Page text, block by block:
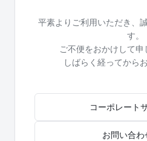
平素よりご利用いただき、
す。
ご不便をおかけして申
しばらく経ってから
コーポレート
お問い合わ